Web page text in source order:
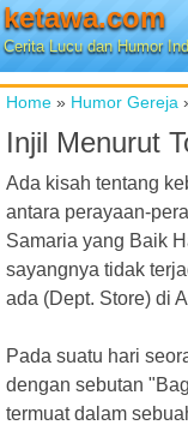
ketawa.com
Cerita Lucu dan Humor
Home » Humor Gereja
Injil Menurut
Ada kisah tentang
antara perayaan-
Samaria yang Baik
sayangnya tidak
ada (Dept. Store) di
Pada suatu hari
dengan sebutan
termuat dalam